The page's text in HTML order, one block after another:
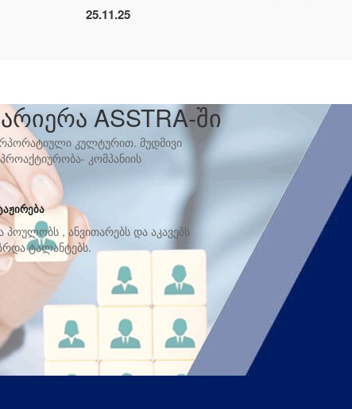
25.11.25
ASSTRA-ში
კულტურით. მუდმივი
კომპანიის
პოულობს , ანვითარებს და აკავებს
ტალანტებს.